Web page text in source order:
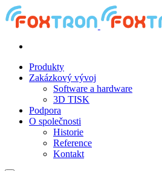
Produkty
Zakázkový vývoj
Software a hardware
3D TISK
Podpora
O společnosti
Historie
Reference
Kontakt